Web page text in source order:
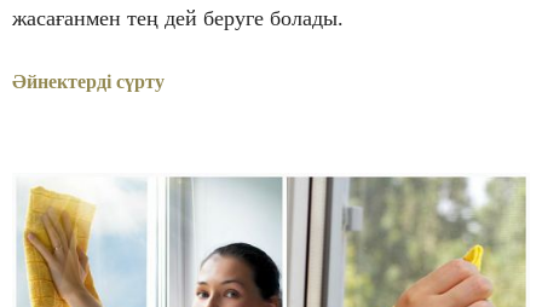
жасағанмен тең дей беруге болады.
Әйнектерді сүрту